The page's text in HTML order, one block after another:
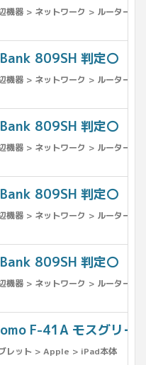
機器 > ネットワーク > ルーター
809SH 判定〇
機器 > ネットワーク > ルーター
809SH 判定〇
機器 > ネットワーク > ルーター
809SH 判定〇
機器 > ネットワーク > ルーター
809SH 判定〇
機器 > ネットワーク > ルーター
F-41A モスグリー
レット > Apple > iPad本体